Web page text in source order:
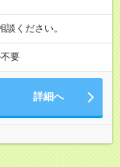
ください。
要
詳細へ